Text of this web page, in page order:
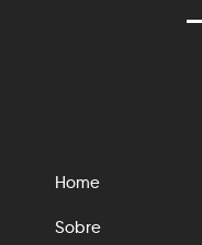
Home
Sobre